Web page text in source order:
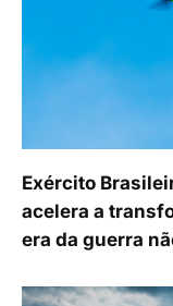
Exército
acelera a
era da guerra